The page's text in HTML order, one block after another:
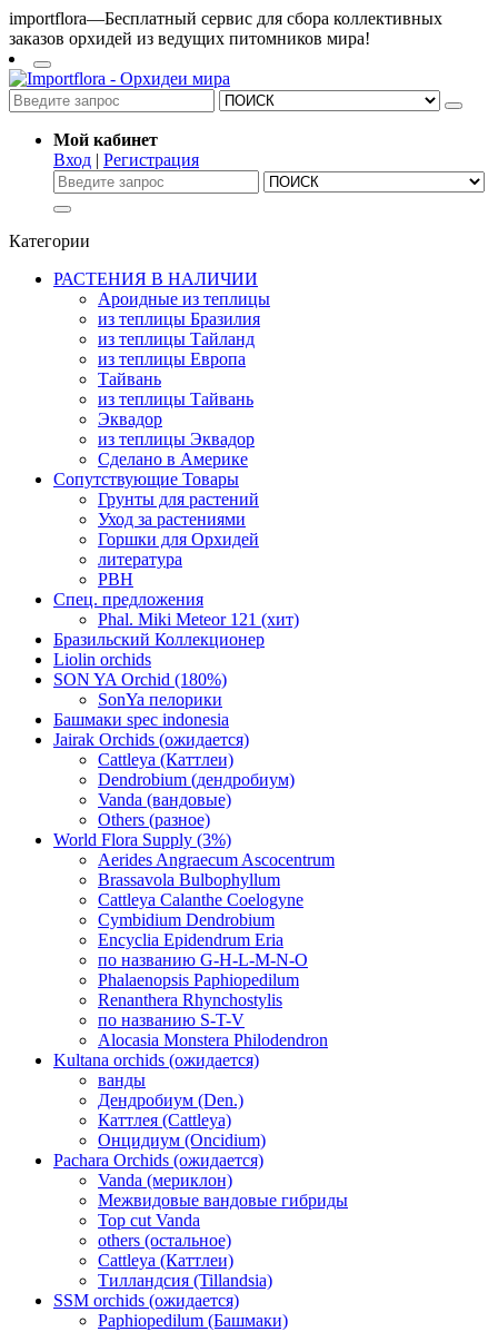
importflora—Бесплатный сервис для сбора коллективных
заказов орхидей из ведущих питомников мира!
Мой кабинет
Вход | Регистрация
Категории
РАСТЕНИЯ В НАЛИЧИИ
Ароидные из теплицы
из теплицы Бразилия
из теплицы Тайланд
из теплицы Европа
Тайвань
из теплицы Тайвань
Эквадор
из теплицы Эквадор
Сделано в Америке
Сопутствующие Товары
Грунты для растений
Уход за растениями
Горшки для Орхидей
литература
РВН
Спец. предложения
Phal. Miki Meteor 121 (хит)
Бразильский Коллекционер
Liolin orchids
SON YA Orchid (180%)
SonYa пелорики
Башмаки spec indonesia
Jairak Orchids (ожидается)
Cattleya (Каттлеи)
Dendrobium (дендробиум)
Vanda (вандовые)
Others (разное)
World Flora Supply (3%)
Aerides Angraecum Ascocentrum
Brassavola Bulbophyllum
Cattleya Calanthe Coelogyne
Cymbidium Dendrobium
Encyclia Epidendrum Eria
по названию G-H-L-M-N-O
Phalaenopsis Paphiopedilum
Renanthera Rhynchostylis
по названию S-T-V
Alocasia Monstera Philodendron
Kultana orchids (ожидается)
ванды
Дендробиум (Den.)
Каттлея (Cattleya)
Онцидиум (Oncidium)
Pachara Orchids (ожидается)
Vanda (мериклон)
Межвидовые вандовые гибриды
Top cut Vanda
others (остальное)
Cattleya (Каттлеи)
Тилландсия (Tillandsia)
SSM orchids (ожидается)
Paphiopedilum (Башмаки)